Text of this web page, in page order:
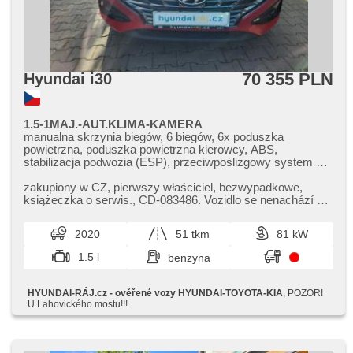
Hyundai i30 70 355 PLN
1.5-1MAJ.-AUT.KLIMA-KAMERA
manualna skrzynia biegów, 6 biegów, 6x poduszka
powietrzna, poduszka powietrzna kierowcy, ABS,
stabilizacja podwozia (ESP), przeciwpoślizgowy system kół
kierowniczego, 2 strefowa klimatyzacja, klimatronic,
klimatyzacja, tempomat, felgi aluminiowe, komputer
zadní, parkovací kamera, czujnik reflektorów, czujnik
deszczu, regulowana kierownica, kierownica
wielofunkcyjna, podgrzewana kierownica, wyłączenie
poduszki pasażera, hands free, bluetooth, el. opuszczane
lusterka, el. lusterka, immobilizer, alarm, zamykanie
centralne - zdalne, centralny zamek, isofix, podgrzewane
fotele, aktywne siedzenie dla kierowcy, czujnik ciśnienia
zakupiony w CZ,​ pierwszy właściciel,​ bezwypadkowe,​
książeczka o serwis.,​ CD​-083486. Vozidlo se nenachází na
2020 51 tkm
81 kW
1.5 l
benzyna
HYUNDAI-RÁJ.cz - ověřené vozy HYUNDAI-TOYOTA-KIA , POZOR!
U Lahovického mostu!!!